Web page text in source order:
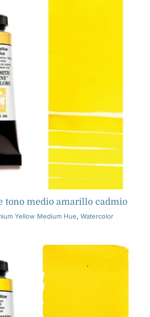
tono medio amarillo cadmio
Yellow Medium Hue, Watercolor